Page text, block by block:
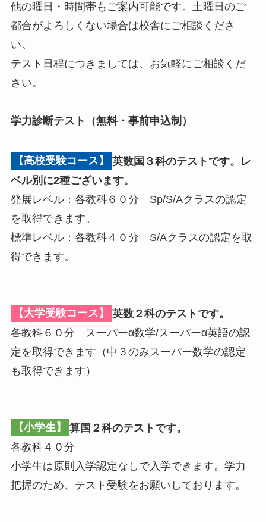
他の曜日・時間帯もご案内可能です。土曜日のご
都合がよろしくない場合は校舎にご相談くださ
い。
テスト日程につきましては、お気軽にご相談くだ
さい。
学力診断テスト（無料・事前申込制）
【高校受験コース】
英数国３科のテストです。レ
ベル別に2種ございます。
発展レベル：各教科６０分 Sp/S/Aクラスの認定
を取得できます。
標準レベル：各教科４０分 S/Aクラスの認定を取
得できます。
【大学受験コース】
英数２科のテストです。
各教科６０分 スーパーα数学/スーパーα英語の認
定を取得できます（中３のみスーパー数学の認定
も取得できます）
【小学生】
算国２科のテストです。
各教科４０分
小学生は原則入学認定なしで入学できます。学力
把握のため、テスト受験をお願いしております。